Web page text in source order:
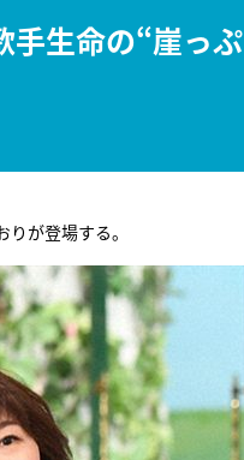
手生命の“崖っ
りが登場する。